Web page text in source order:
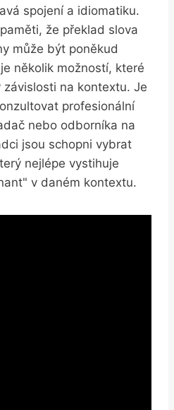
spojení a idiomatiku.
že překlad slova
může být poněkud
několik možností, které
na kontextu. Je
profesionální
nebo odborníka na
jsou schopni vybrat
nejlépe vystihuje
v daném kontextu.